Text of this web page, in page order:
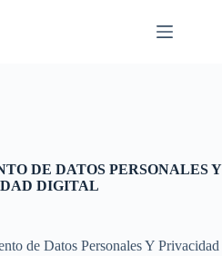
DE DATOS PERSONALES Y
DIGITAL
de Datos Personales Y Privacidad